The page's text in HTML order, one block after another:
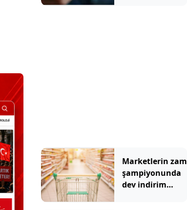
Marketlerin zam
şampiyonunda
dev indirim